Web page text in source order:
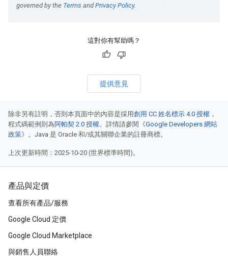
這對你有幫助嗎？
提供意見
除非另有註明，否則本頁面中的內容是採用創用 CC 姓名標示 4.0 授權 ，
程式碼範例則為阿帕契 2.0 授權。詳情請參閱《Google Developers 網站
政策》。Java 是 Oracle 和/或其關聯企業的註冊商標。
上次更新時間：2025-10-20 (世界標準時間)。
產品與定價
查看所有產品/服務
Google Cloud 定價
Google Cloud Marketplace
與銷售人員聯絡